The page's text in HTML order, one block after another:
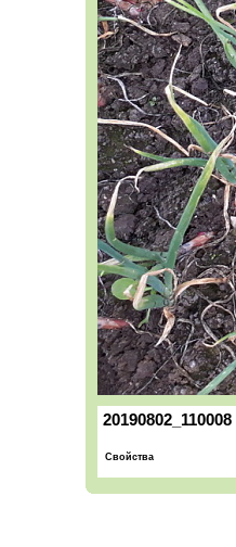
20190802_110008
Свойства